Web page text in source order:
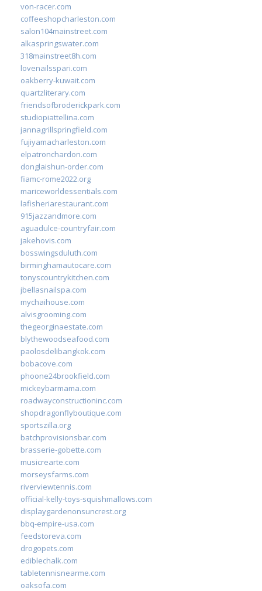
von-racer.com
coffeeshopcharleston.com
salon104mainstreet.com
alkaspringswater.com
318mainstreet8h.com
lovenailsspari.com
oakberry-kuwait.com
quartzliterary.com
friendsofbroderickpark.com
studiopiattellina.com
jannagrillspringfield.com
fujiyamacharleston.com
elpatronchardon.com
donglaishun-order.com
fiamc-rome2022.org
mariceworldessentials.com
lafisheriarestaurant.com
915jazzandmore.com
aguadulce-countryfair.com
jakehovis.com
bosswingsduluth.com
birminghamautocare.com
tonyscountrykitchen.com
jbellasnailspa.com
mychaihouse.com
alvisgrooming.com
thegeorginaestate.com
blythewoodseafood.com
paolosdelibangkok.com
bobacove.com
phoone24brookfield.com
mickeybarmama.com
roadwayconstructioninc.com
shopdragonflyboutique.com
sportszilla.org
batchprovisionsbar.com
brasserie-gobette.com
musicrearte.com
morseysfarms.com
riverviewtennis.com
official-kelly-toys-squishmallows.com
displaygardenonsuncrest.org
bbq-empire-usa.com
feedstoreva.com
drogopets.com
ediblechalk.com
tabletennisnearme.com
oaksofa.com